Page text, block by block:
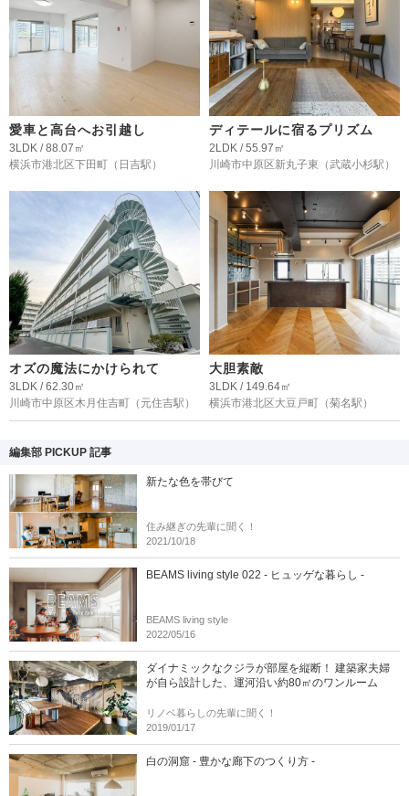
愛車と高台へお引越し
3LDK / 88.07㎡
横浜市港北区下田町 （日吉駅）
ディテールに宿るプリズム
2LDK / 55.97㎡
川崎市中原区新丸子東 （武蔵小杉駅）
オズの魔法にかけられて
3LDK / 62.30㎡
川崎市中原区木月住吉町 （元住吉駅）
大胆素敵
3LDK / 149.64㎡
横浜市港北区大豆戸町 （菊名駅）
編集部 PICKUP 記事
新たな色を帯びて
住み継ぎの先輩に聞く！
2021/10/18
BEAMS living style 022 - ヒュッゲな暮らし -
BEAMS living style
2022/05/16
ダイナミックなクジラが部屋を縦断！ 建築家夫婦
が自ら設計した、運河沿い約80㎡のワンルーム
リノベ暮らしの先輩に聞く！
2019/01/17
白の洞窟 - 豊かな廊下のつくり方 -